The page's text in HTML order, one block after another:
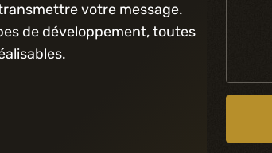
votre message.
de développement, toutes